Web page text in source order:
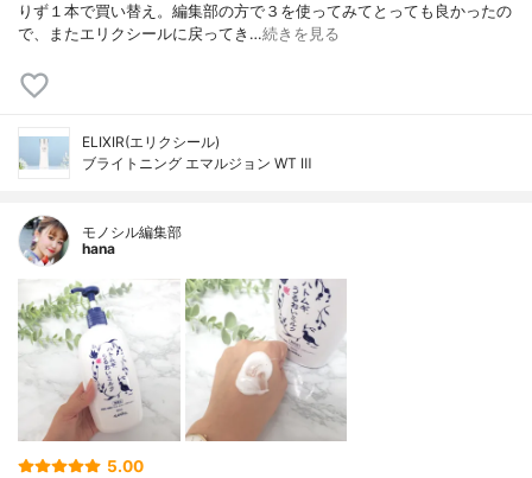
りず１本で買い替え。編集部の方で３を使ってみてとっても良かったの
で、またエリクシールに戻ってき…続きを見る
ELIXIR(エリクシール)
ブライトニング エマルジョン WT Ⅲ
モノシル編集部
hana
5.00